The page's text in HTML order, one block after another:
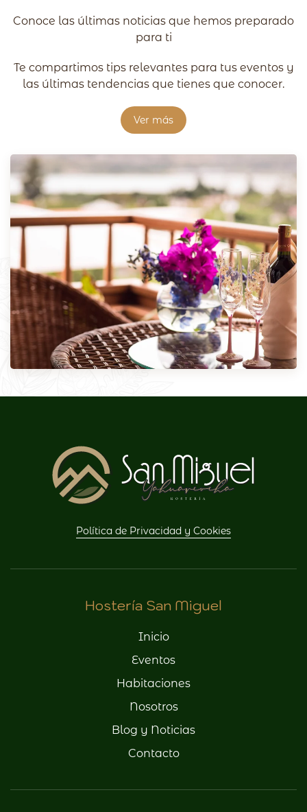
Conoce las últimas noticias que hemos preparado
para ti
Te compartimos tips relevantes para tus eventos y
las últimas tendencias que tienes que conocer.
Ver más
Política de Privacidad y Cookies
Hostería San Miguel
Inicio
Eventos
Habitaciones
Nosotros
Blog y Noticias
Contacto